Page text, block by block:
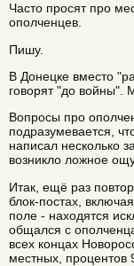
Часто просят про
ополченцев.
Пишу.
В Донецке вместо
говорят "до войны".
Вопросы про
подразумевается,
написал несколько
возникло ложное
Итак, ещё раз
блок-постах,
поле - находятся
общался с
всех концах
местных, процентов